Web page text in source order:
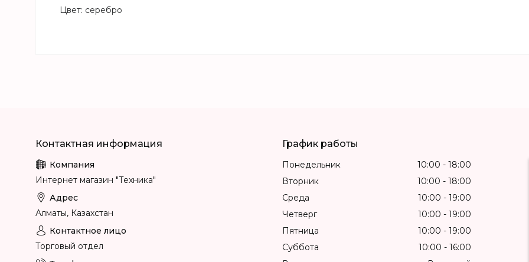
Цвет: серебро
Интернет магазин "Техника"
Алматы, Казахстан
Торговый отдел
График работы
Понедельник 10:00
18:00
Вторник
10:00
18:00
Среда
10:00
19:00
Четверг
10:00
19:00
Пятница
10:00
19:00
Суббота
10:00
16:00